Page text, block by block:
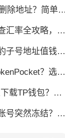
单几步教你移除多余钱包
攻略，新手一看就会
钱吗？新手看完这篇就懂了
？选对钱包很重要
包？安装教程来了
结？三步教你快速解冻